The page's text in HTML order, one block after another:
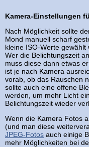
Kamera-Einstellungen
Nach Möglichkeit sollte
Mond manuell scharf
kleine ISO-Werte
Wer die Belichtungszeit
muss diese dann etwas
ist je nach Kamera
vorab, ob das Rauschen
sollte auch eine offene
werden, um mehr Licht
Belichtungszeit wieder
Wenn die Kamera Fotos
(und man diese
JPEG-Fotos auch einige
mehr Möglichkeiten bei